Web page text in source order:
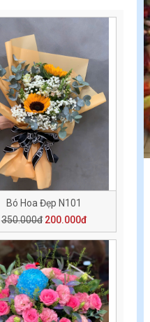
Bó Hoa Đẹp N101
350.000đ 200.000đ